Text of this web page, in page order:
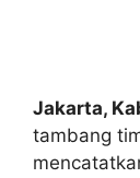
Jakarta,
tambang